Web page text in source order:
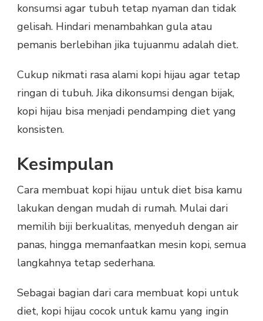
konsumsi agar tubuh tetap nyaman dan tidak
gelisah. Hindari menambahkan gula atau
pemanis berlebihan jika tujuanmu adalah diet.
Cukup nikmati rasa alami kopi hijau agar tetap
ringan di tubuh. Jika dikonsumsi dengan bijak,
kopi hijau bisa menjadi pendamping diet yang
konsisten.
Kesimpulan
Cara membuat kopi hijau untuk diet bisa kamu
lakukan dengan mudah di rumah. Mulai dari
memilih biji berkualitas, menyeduh dengan air
panas, hingga memanfaatkan mesin kopi, semua
langkahnya tetap sederhana.
Sebagai bagian dari cara membuat kopi untuk
diet, kopi hijau cocok untuk kamu yang ingin